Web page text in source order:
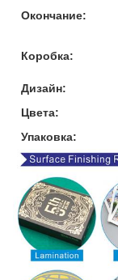
Окончание:
Коробка:
Дизайн:
Цвета:
Упаковка: